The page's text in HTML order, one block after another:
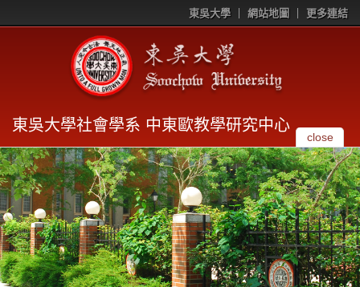
東吳大學 網站地圖 更多連結
東吳大學社會學系 中東歐教學研究中心
close